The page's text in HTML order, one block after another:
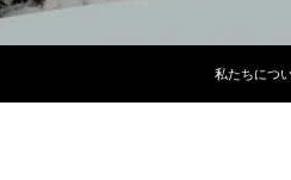
私たちにつ